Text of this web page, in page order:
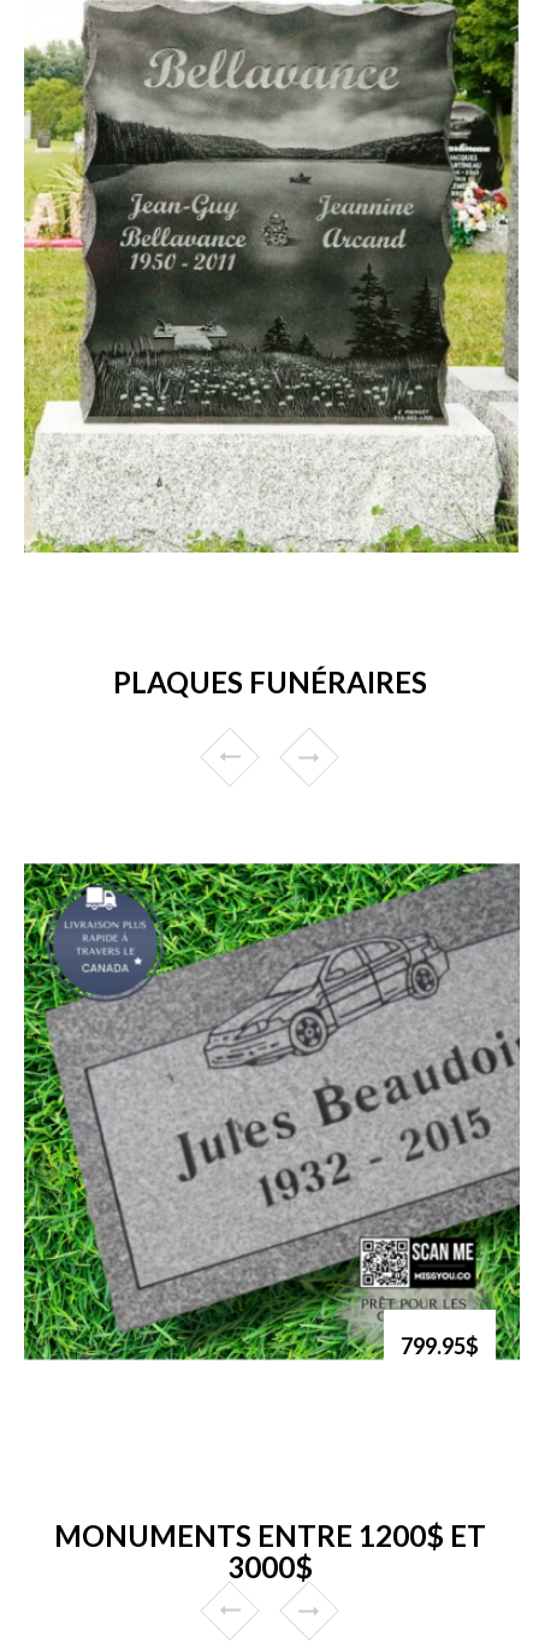
PLAQUES FUNÉRAIRES
799.95$
MONUMENTS ENTRE 1200$ ET
3000$